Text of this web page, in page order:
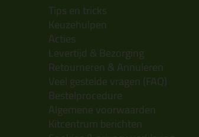
Tips en tricks
Keuzehulpen
Acties
Levertijd & Bezorging
Retourneren & Annuleren
Veel gestelde vragen (FAQ)
Bestelprocedure
Algemene voorwaarden
Kitcentrum berichten